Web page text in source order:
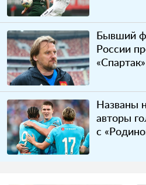
Бывший
России
Названы
авторы
с